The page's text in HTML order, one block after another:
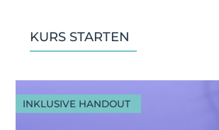
KURS STARTEN
INKLUSIVE HANDOUT